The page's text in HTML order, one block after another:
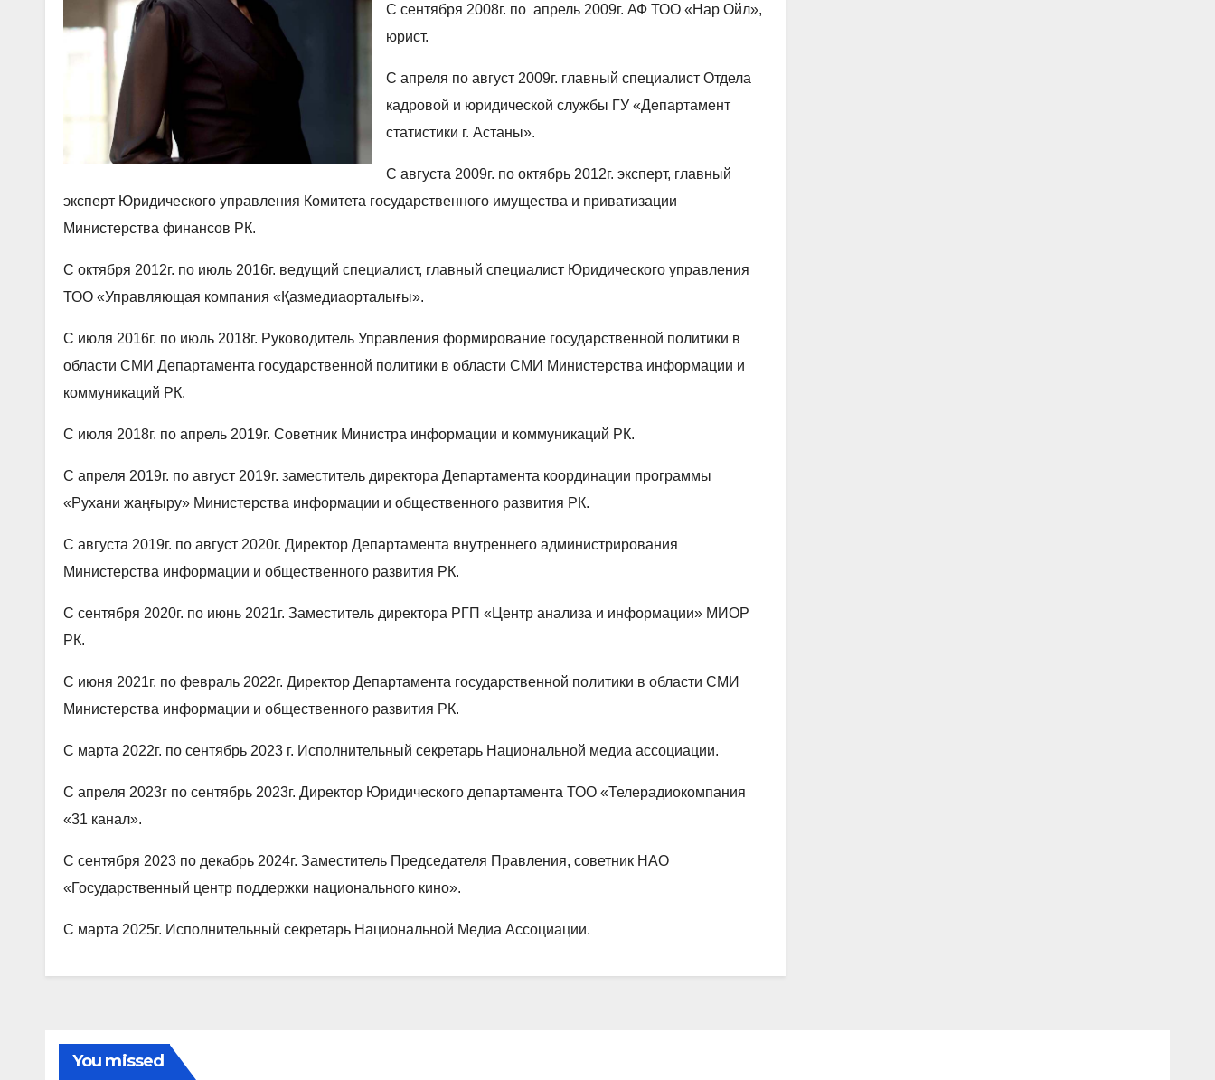
С сентября 2008г. по апрель 2009г. АФ ТОО «Нар Ойл»,
юрист.
С апреля по август 2009г. главный специалист Отдела
кадровой и юридической службы ГУ «Департамент
статистики г. Астаны».
С августа 2009г. по октябрь 2012г. эксперт, главный
эксперт Юридического управления Комитета государственного имущества и приватизации
Министерства финансов РК.
С октября 2012г. по июль 2016г. ведущий специалист, главный специалист Юридического управления
ТОО «Управляющая компания «Қазмедиаорталығы».
С июля 2016г. по июль 2018г. Руководитель Управления формирование государственной политики в
области СМИ Департамента государственной политики в области СМИ Министерства информации и
коммуникаций РК.
С июля 2018г. по апрель 2019г. Советник Министра информации и коммуникаций РК.
С апреля 2019г. по август 2019г. заместитель директора Департамента координации программы
«Рухани жаңғыру» Министерства информации и общественного развития РК.
С августа 2019г. по август 2020г. Директор Департамента внутреннего администрирования
Министерства информации и общественного развития РК.
С сентября 2020г. по июнь 2021г. Заместитель директора РГП «Центр анализа и информации» МИОР
РК.
С июня 2021г. по февраль 2022г. Директор Департамента государственной политики в области СМИ
Министерства информации и общественного развития РК.
С марта 2022г. по сентябрь 2023 г. Исполнительный секретарь Национальной медиа ассоциации.
С апреля 2023г по сентябрь 2023г. Директор Юридического департамента ТОО «Телерадиокомпания
«31 канал».
С сентября 2023 по декабрь 2024г. Заместитель Председателя Правления, советник НАО
«Государственный центр поддержки национального кино».
С марта 2025г. Исполнительный секретарь Национальной Медиа Ассоциации.
You missed